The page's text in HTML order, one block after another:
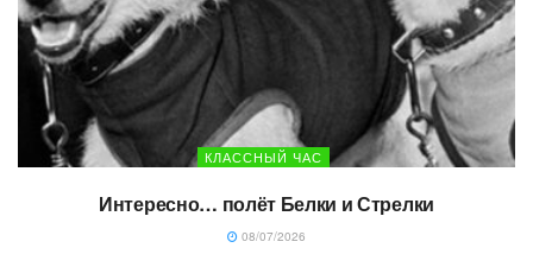
КЛАССНЫЙ ЧАС
Интересно… полёт Белки и Стрелки
08/07/2026